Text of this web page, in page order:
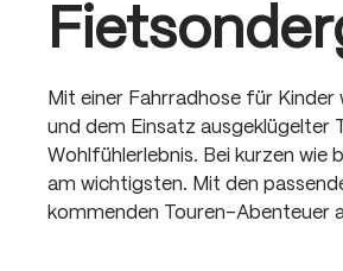
Mit einer Fahrradhose für
und dem Einsatz ausgeklügelter
Wohlfühlerlebnis. Bei kurzen
am wichtigsten. Mit den
kommenden Touren-Abenteuer